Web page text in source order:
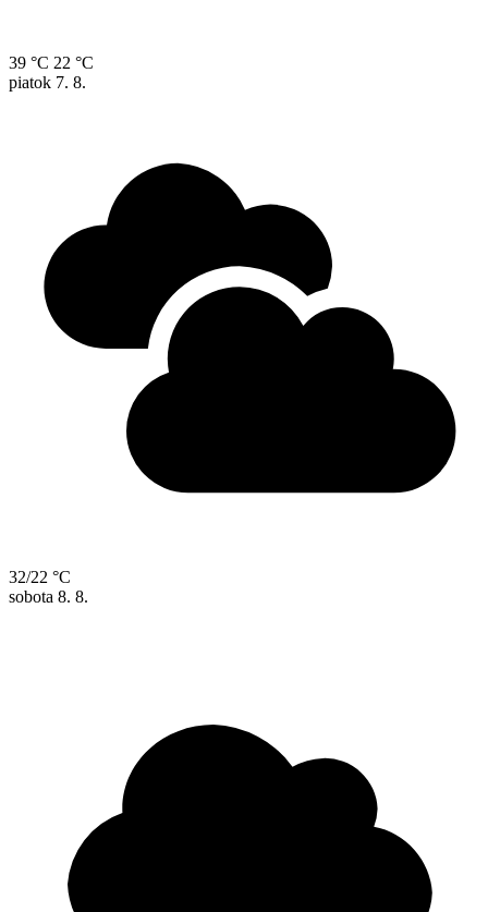
39 °C 22 °C
piatok 7. 8.
32/22 °C
sobota 8. 8.